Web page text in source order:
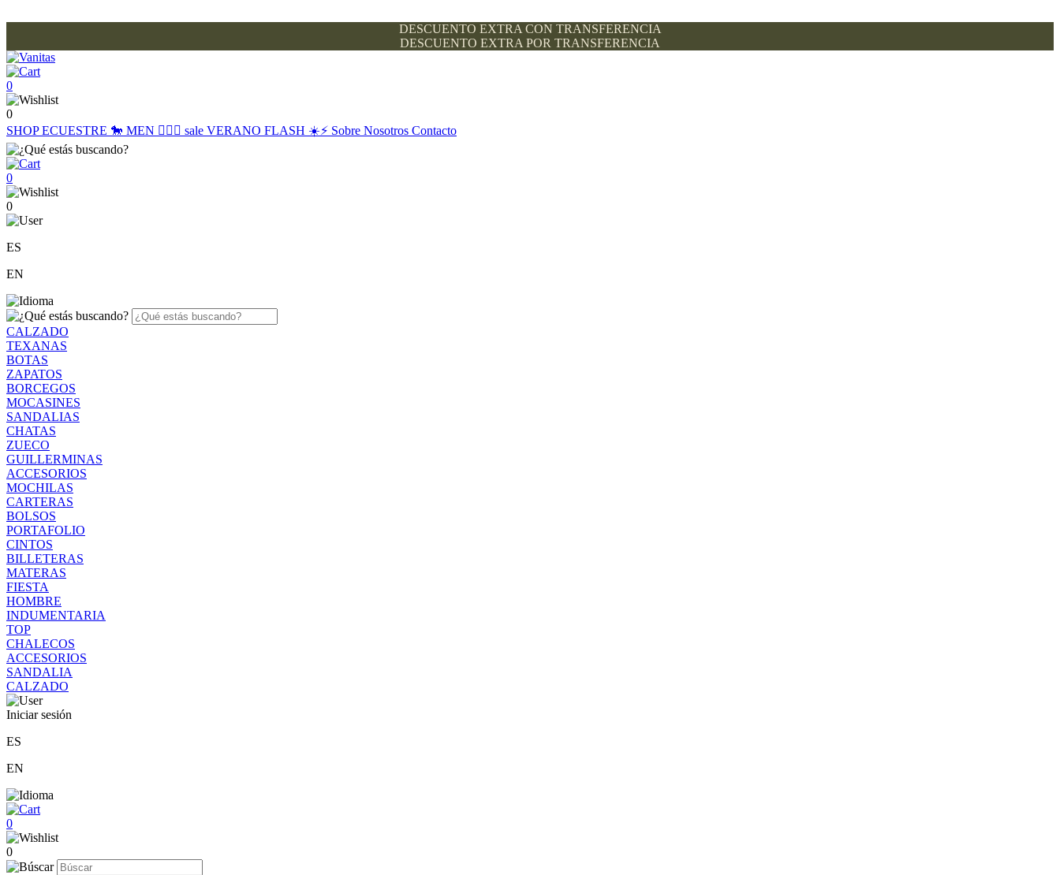
DESCUENTO EXTRA CON TRANSFERENCIA
DESCUENTO EXTRA POR TRANSFERENCIA
0
0
SHOPECUESTRE 🐎 MEN 🙋🏽‍♂️ sale VERANO FLASH ☀️⚡️ Sobre Nosotros Contacto
0
0
ES
EN
CALZADO
TEXANAS
BOTAS
ZAPATOS
BORCEGOS
MOCASINES
SANDALIAS
CHATAS
ZUECO
GUILLERMINAS
ACCESORIOS
MOCHILAS
CARTERAS
BOLSOS
PORTAFOLIO
CINTOS
BILLETERAS
MATERAS
FIESTA
HOMBRE
INDUMENTARIA
TOP
CHALECOS
ACCESORIOS
SANDALIA
CALZADO
Iniciar sesión
ES
EN
0
0